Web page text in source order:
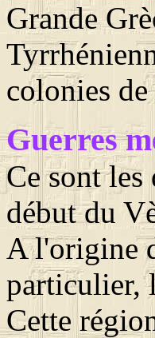
Grande
colonies
Guerres
Ce sont
début du
A l'origine
particulier,
Cette